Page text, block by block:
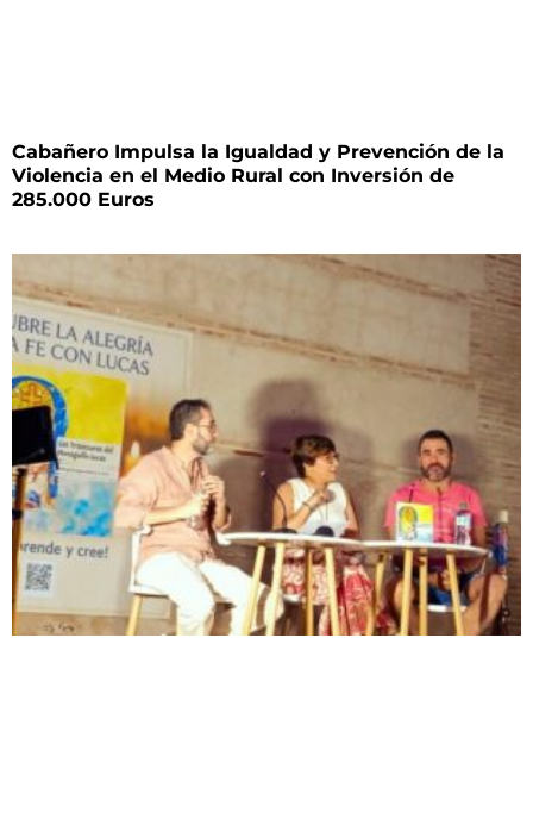
Cabañero Impulsa la Igualdad y Prevención de la
Violencia en el Medio Rural con Inversión de
285.000 Euros